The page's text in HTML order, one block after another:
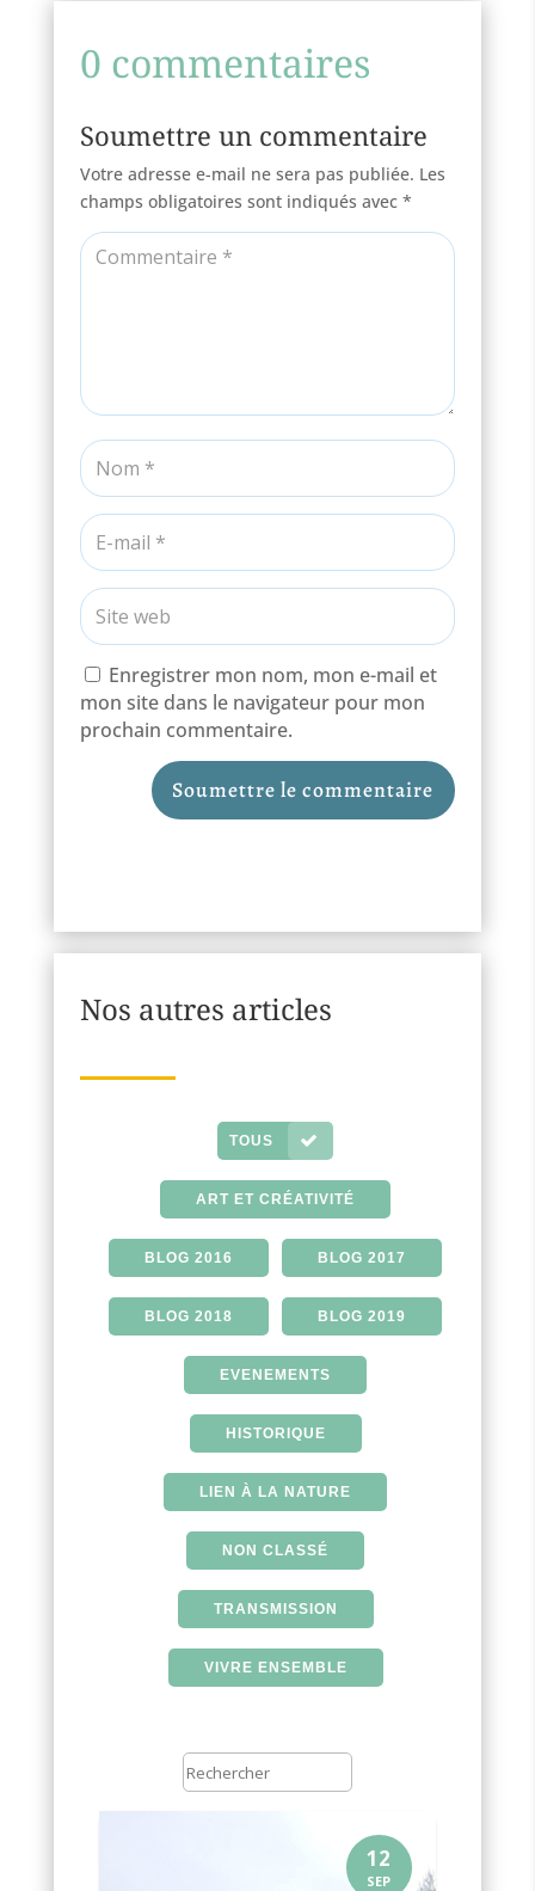
0 commentaires
Soumettre un commentaire
Votre adresse e-mail ne sera pas publiée. Les
champs obligatoires sont indiqués avec*
Enregistrer mon nom, mon e-mail et
mon site dans le navigateur pour mon
prochain commentaire.
Soumettre le commentaire
Nos autres articles
TOUS
ART ET CRÉATIVITÉ
BLOG 2016 BLOG 2017
BLOG 2018 BLOG 2019
EVENEMENTS
HISTORIQUE
LIEN À LA NATURE
NON CLASSÉ
TRANSMISSION
VIVRE ENSEMBLE
12
SEP